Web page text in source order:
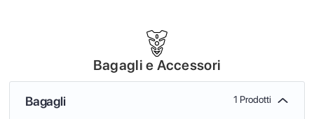
Bagagli e Accessori
Bagagli 1 Prodotti